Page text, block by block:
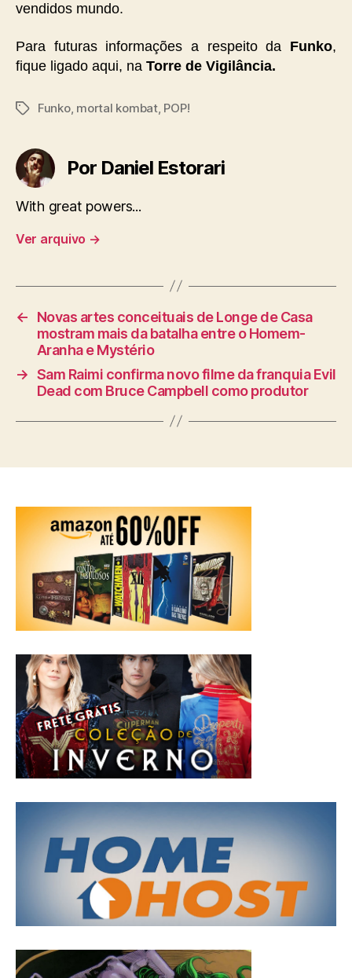
vendidos mundo.
Para futuras informações a respeito da Funko,
fique ligado aqui, na Torre de Vigilância.
TagsFunko, mortal kombat, POP!
Por Daniel Estorari
With great powers...
Ver arquivo →
←
Novas artes conceituais de Longe de Casa
mostram mais da batalha entre o Homem-
Aranha e Mystério
→ Sam Raimi confirma novo filme da franquia Evil
Dead com Bruce Campbell como produtor